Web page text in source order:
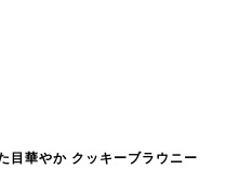
目華やか クッキーブラウニー